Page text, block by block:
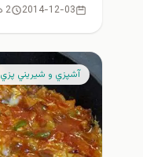
2014-12-03 2 دقیقه مطالعه
آشپزي و شيريني پزي